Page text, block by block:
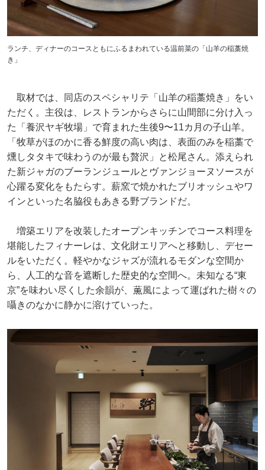
ランチ、ディナーのコースともにふるまわれている温前菜の「山羊の稲藁焼
き」
取材では、同店のスペシャリテ「山羊の稲藁焼き」をい
ただく。主役は、レストランからさらに山間部に分け入っ
た「養沢ヤギ牧場」で育まれた生後9〜11カ月の子山羊。
「牧草がほのかに香る鮮度の高い肉は、表面のみを稲藁で
燻しタタキで味わうのが最も贅沢」と松尾さん。添えられ
た新ジャガのブーランジュールとヴァンジョーヌソースが
心躍る変化をもたらす。薪窯で焼かれたブリオッシュやワ
インといった名脇役もあきる野ブランドだ。
増築エリアを改装したオープンキッチンでコース料理を
堪能したフィナーレは、文化財エリアへと移動し、デセー
ルをいただく。軽やかなジャズが流れるモダンな空間か
ら、人工的な音を遮断した歴史的な空間へ。未知なる“東
京”を味わい尽くした余韻が、薫風によって運ばれた樹々の
囁きのなかに静かに溶けていった。